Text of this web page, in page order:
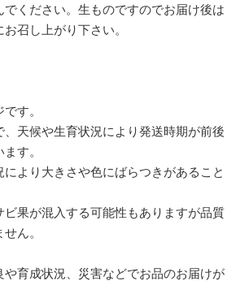
でください。生ものですのでお届け後は
召し上がり下さい。
す。
天候や生育状況により発送時期が前後
す。
より大きさや色にばらつきがあること
果が混入する可能性もありますが品質
ん。
育成状況、災害などでお品のお届けが